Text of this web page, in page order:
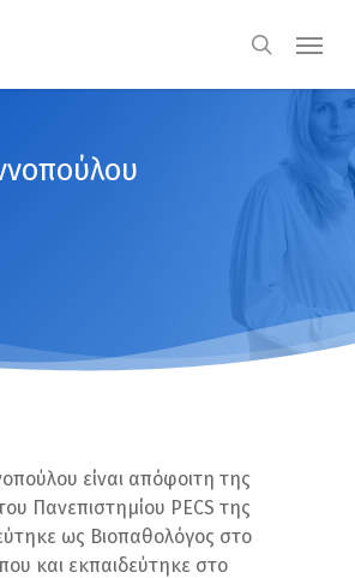
search
Menu
είναι απόφοιτη της
Πανεπιστημίου PECS της
ως Βιοπαθολόγος στο
και εκπαιδεύτηκε στο